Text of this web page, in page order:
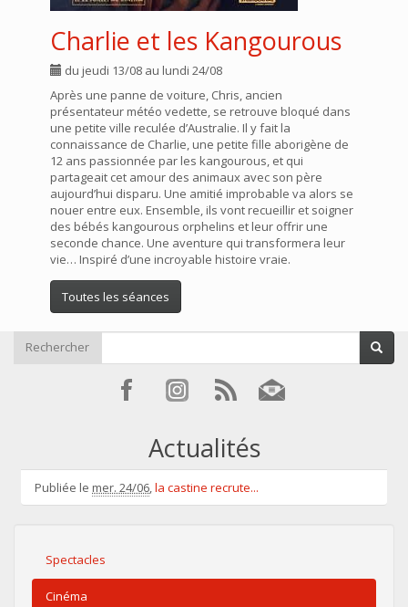
Charlie et les Kangourous
du jeudi 13/08 au lundi 24/08
Après une panne de voiture, Chris, ancien
présentateur météo vedette, se retrouve bloqué dans
une petite ville reculée d’Australie. Il y fait la
connaissance de Charlie, une petite fille aborigène de
12 ans passionnée par les kangourous, et qui
partageait cet amour des animaux avec son père
aujourd’hui disparu. Une amitié improbable va alors se
nouer entre eux. Ensemble, ils vont recueillir et soigner
des bébés kangourous orphelins et leur offrir une
seconde chance. Une aventure qui transformera leur
vie… Inspiré d’une incroyable histoire vraie.
Toutes les séances
Rechercher
Actualités
Publiée le mer. 24/06,la castine recrute...
Spectacles
Cinéma